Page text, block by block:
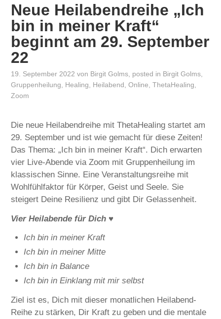
Neue Heilabendreihe „Ich
bin in meiner Kraft“
beginnt am 29. September
22
19. September 2022 von Birgit Golms, posted in Birgit Golms,
Gruppenheilung, Healing, Heilabend,Online,ThetaHealing,
Zoom
Die neue Heilabendreihe mit ThetaHealing startet am
29. September und ist wie gemacht für diese Zeiten!
Das Thema: „Ich bin in meiner Kraft“. Dich erwarten
vier Live-Abende via Zoom mit Gruppenheilung im
klassischen Sinne. Eine Veranstaltungsreihe mit
Wohlfühlfaktor für Körper, Geist und Seele. Sie
steigert Deine Resilienz und gibt Dir Gelassenheit.
Vier Heilabende für Dich ♥
Ich bin in meiner Kraft
Ich bin in meiner Mitte
Ich bin in Balance
Ich bin in Einklang mit mir selbst
Ziel ist es, Dich mit dieser monatlichen Heilabend-
Reihe zu stärken, Dir Kraft zu geben und die mentale